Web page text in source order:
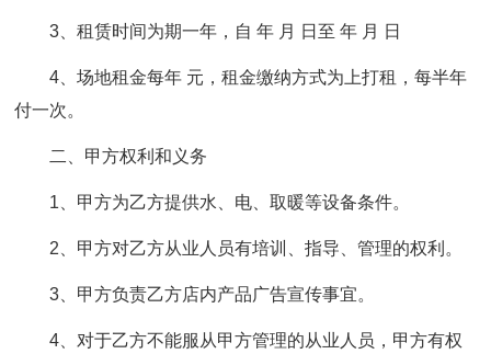
3、租赁时间为期一年，自 年 月 日至 年 月 日
4、场地租金每年 元，租金缴纳方式为上打租，每半年
付一次。
二、甲方权利和义务
1、甲方为乙方提供水、电、取暖等设备条件。
2、甲方对乙方从业人员有培训、指导、管理的权利。
3、甲方负责乙方店内产品广告宣传事宜。
4、对于乙方不能服从甲方管理的从业人员，甲方有权